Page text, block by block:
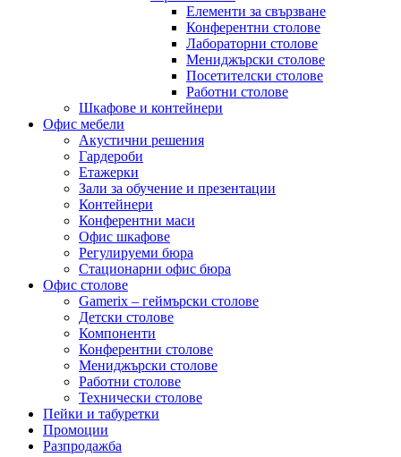
Елементи за свързване
Конферентни столове
Лабораторни столове
Мениджърски столове
Посетителски столове
Работни столове
Шкафове и контейнери
Офис мебели
Акустични решения
Гардероби
Етажерки
Зали за обучение и презентации
Контейнери
Конферентни маси
Офис шкафове
Регулируеми бюра
Стационарни офис бюра
Офис столове
Gamerix – геймърски столове
Детски столове
Компоненти
Конферентни столове
Мениджърски столове
Работни столове
Технически столове
Пейки и табуретки
Промоции
Разпродажба